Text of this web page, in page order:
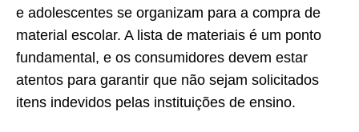
e adolescentes se organizam para a compra de
material escolar. A lista de materiais é um ponto
fundamental, e os consumidores devem estar
atentos para garantir que não sejam solicitados
itens indevidos pelas instituições de ensino.